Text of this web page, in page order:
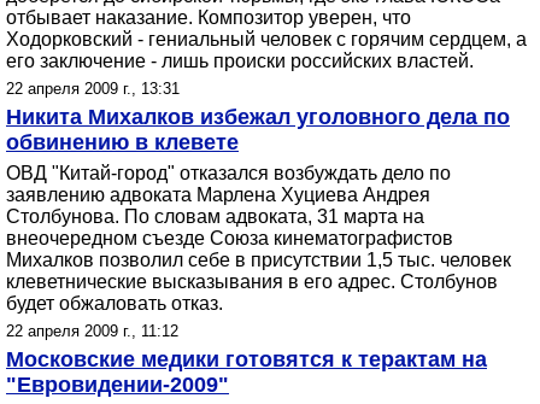
отбывает наказание. Композитор уверен, что
Ходорковский - гениальный человек с горячим сердцем, а
его заключение - лишь происки российских властей.
22 апреля 2009 г., 13:31
Никита Михалков избежал уголовного дела по
обвинению в клевете
ОВД "Китай-город" отказался возбуждать дело по
заявлению адвоката Марлена Хуциева Андрея
Столбунова. По словам адвоката, 31 марта на
внеочередном съезде Союза кинематографистов
Михалков позволил себе в присутствии 1,5 тыс. человек
клеветнические высказывания в его адрес. Столбунов
будет обжаловать отказ.
22 апреля 2009 г., 11:12
Московские медики готовятся к терактам на
"Евровидении-2009"